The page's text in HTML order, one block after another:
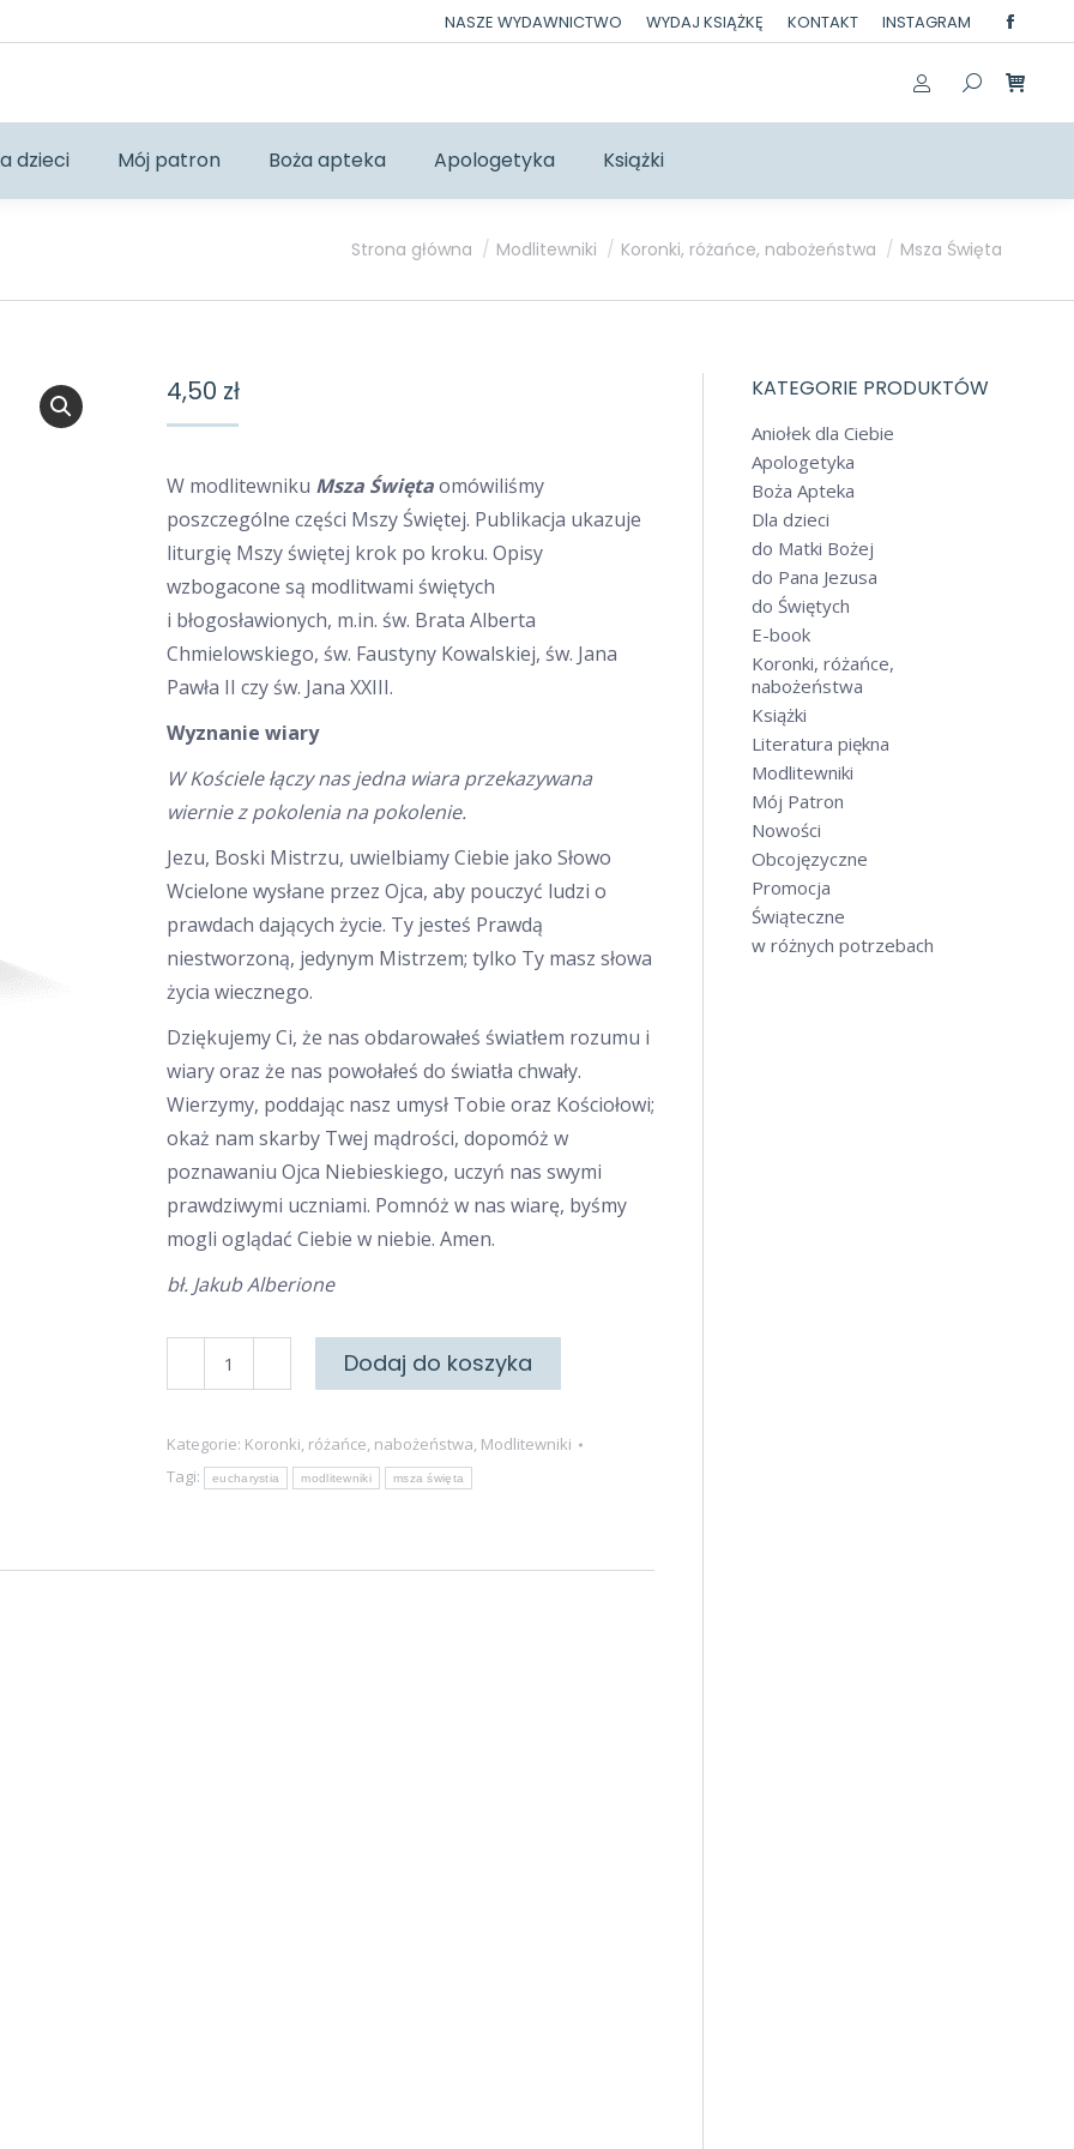
NASZE WYDAWNICTWO WYDAJ KSIĄŻKĘ KONTAKT INSTAGRAM
page
opens
in
dzieci Mój patron Boża apteka Apologetyka Książki
Jesteś tutaj:
Strona główna Modlitewniki Koronki, różańce, nabożeństwa Msza Święta
4,50 zł
W modlitewniku Msza Świętaomówiliśmy
poszczególne części Mszy Świętej. Publikacja ukazuje
liturgię Mszy świętej krok po kroku. Opisy
wzbogacone są modlitwami świętych
i błogosławionych, m.in. św. Brata Alberta
Chmielowskiego, św. Faustyny Kowalskiej, św. Jana
Pawła II czy św. Jana XXIII.
Wyznanie wiary
W Kościele łączy nas jedna wiara przekazywana
wiernie z pokolenia na pokolenie.
Jezu, Boski Mistrzu, uwielbiamy Ciebie jako Słowo
Wcielone wysłane przez Ojca, aby pouczyć ludzi o
prawdach dających życie. Ty jesteś Prawdą
niestworzoną, jedynym Mistrzem; tylko Ty masz słowa
życia wiecznego.
Dziękujemy Ci, że nas obdarowałeś światłem rozumu i
wiary oraz że nas powołałeś do światła chwały.
Wierzymy, poddając nasz umysł Tobie oraz Kościołowi;
okaż nam skarby Twej mądrości, dopomóż w
poznawaniu Ojca Niebieskiego, uczyń nas swymi
prawdziwymi uczniami. Pomnóż w nas wiarę, byśmy
mogli oglądać Ciebie w niebie. Amen.
bł. Jakub Alberione
Msza
Dodaj do koszyka
Kategorie: Koronki, różańce, nabożeństwa, Modlitewniki
Tagi:
eucharystia modlitewniki msza święta
KATEGORIE PRODUKTÓW
Aniołek dla Ciebie
Apologetyka
Boża Apteka
Dla dzieci
do Matki Bożej
do Pana Jezusa
do Świętych
E-book
Koronki, różańce,
nabożeństwa
Książki
Literatura piękna
Modlitewniki
Mój Patron
Nowości
Obcojęzyczne
Promocja
Świąteczne
w różnych potrzebach